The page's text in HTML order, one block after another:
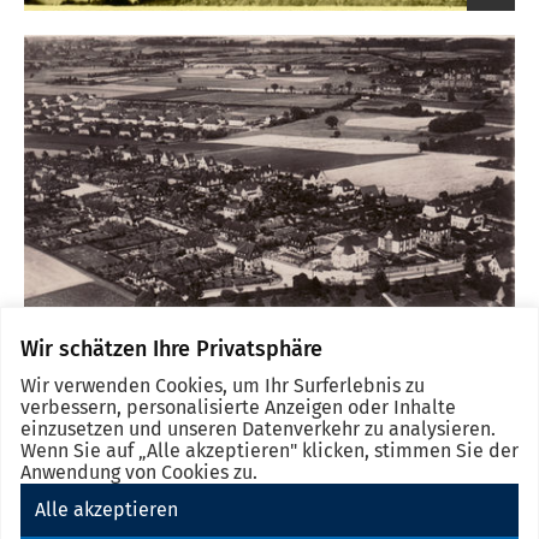
Wir schätzen Ihre Privatsphäre
Wir verwenden Cookies, um Ihr Surferlebnis zu
verbessern, personalisierte Anzeigen oder Inhalte
einzusetzen und unseren Datenverkehr zu analysieren.
Wenn Sie auf „Alle akzeptieren" klicken, stimmen Sie der
Anwendung von Cookies zu.
Alle akzeptieren
zum
großen
Bild
Link
zum
großen
Bild